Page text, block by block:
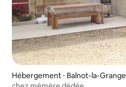
Hébergement ⋅ Balnot-la-Grange